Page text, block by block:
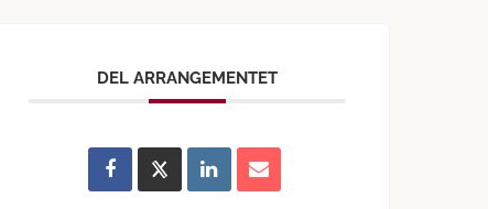
DEL ARRANGEMENTET